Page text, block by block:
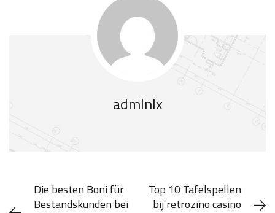
admlnlx
Die besten Boni für
Bestandskunden bei
Top 10 Tafelspellen
bij retrozino casino